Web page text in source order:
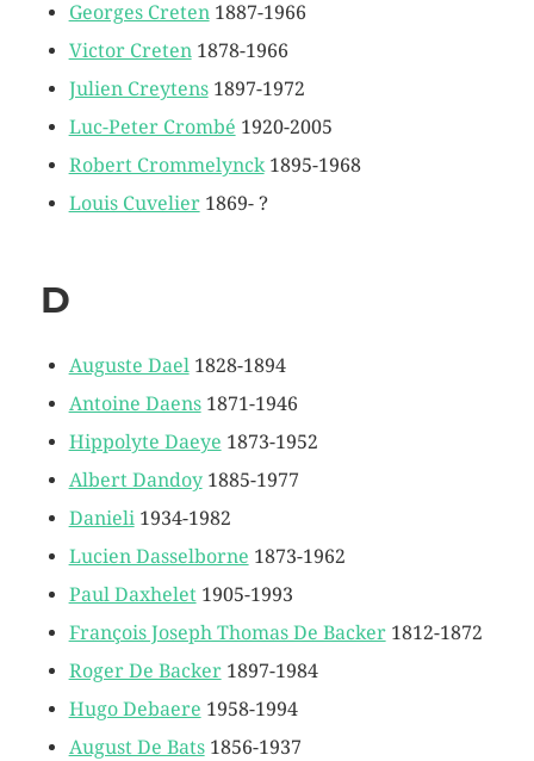
Georges Creten1887-1966
Victor Creten1878-1966
Julien Creytens1897-1972
Luc-Peter Crombé 1920-2005
Robert Crommelynck1895-1968
Louis Cuvelier1869- ?
D
Auguste Dael1828-1894
Antoine Daens1871-1946
Hippolyte Daeye 1873-1952
Albert Dandoy1885-1977
Danieli1934-1982
Lucien Dasselborne 1873-1962
Paul Daxhelet1905-1993
François Joseph Thomas De Backer1812-1872
Roger De Backer1897-1984
Hugo Debaere 1958-1994
August De Bats1856-1937